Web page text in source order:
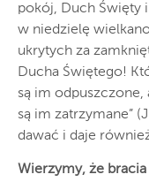
pokój, Duch Święty
w niedzielę
ukrytych za
Ducha Świętego!
są im
są im zatrzymane”
dawać i daje
Wierzymy, że